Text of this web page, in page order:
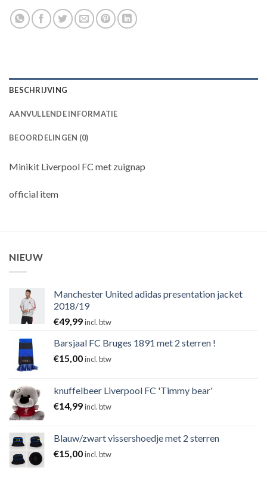
BESCHRIJVING
AANVULLENDE INFORMATIE
BEOORDELINGEN (0)
Minikit Liverpool FC met zuignap
official item
NIEUW
Manchester United adidas presentation jacket
2018/19
€49,99incl. btw
Barsjaal FC Bruges 1891 met 2 sterren !
€15,00incl. btw
knuffelbeer Liverpool FC 'Timmy bear'
€14,99incl. btw
Blauw/zwart vissershoedje met 2 sterren
€15,00incl. btw